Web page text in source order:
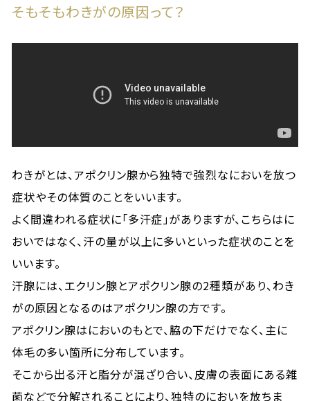
そもそもわきがの原因って？
わきがとは、アポクリン腺から独特で強烈なにおいを放つ
症状やその体質のことをいいます。
よく間違われる症状に「多汗症」がありますが、こちらはに
おいではなく、汗の量が以上に多いといった症状のことを
いいます。
汗腺には、エクリン腺とアポクリン腺の2種類があり、わき
がの原因となるのはアポクリン腺の方です。
アポクリン腺はにおいのもとで、脇の下だけでなく、主に
体毛の多い箇所に分布しています。
そこから出る汗と脂分が混ざり合い、皮膚の表面にある雑
菌などで分解されることにより、独特のにおいを放ちま